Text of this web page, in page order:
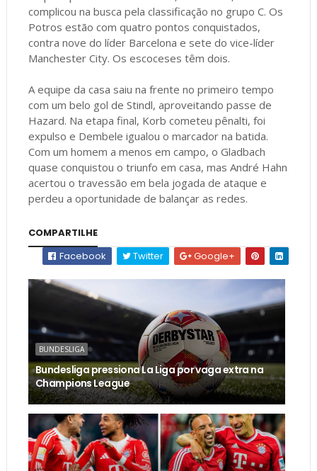
complicou na busca pela classificação no grupo C. Os
Potros estão com quatro pontos conquistados,
contra nove do líder Barcelona e sete do vice-líder
Manchester City. Os escoceses têm dois.
A equipe da casa saiu na frente no primeiro tempo
com um belo gol de Stindl, aproveitando passe de
Hazard. Na etapa final, Korb cometeu pênalti, foi
expulso e Dembele igualou o marcador na batida.
Com um homem a menos em campo, o Gladbach
quase conquistou o triunfo em casa, mas André Hahn
acertou o travessão em bela jogada de ataque e
perdeu a oportunidade de balançar as redes.
COMPARTILHE
Facebook
Twitter Google+
BUNDESLIGA
Bundesliga pressiona La Liga por vaga extra na
Champions League